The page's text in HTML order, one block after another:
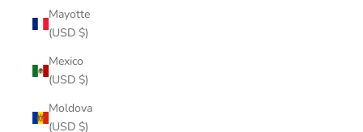
Mayotte
(USD $)
Mexico
(USD $)
Moldova
(USD $)